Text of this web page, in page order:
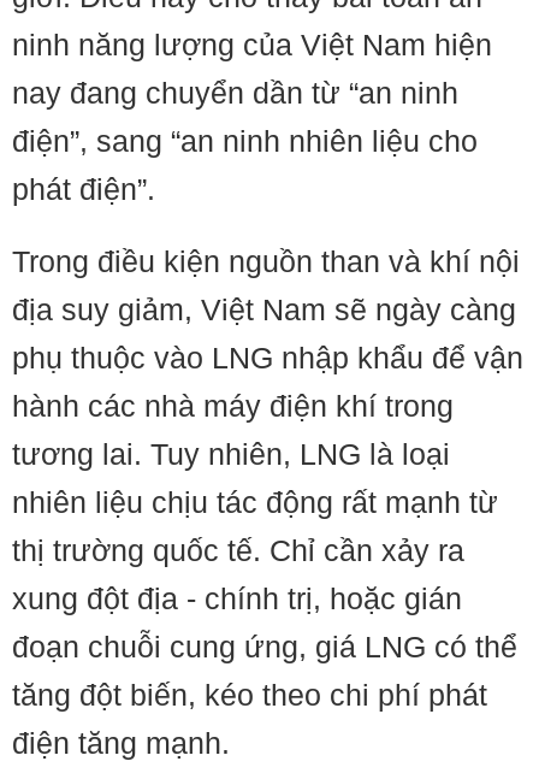
ninh năng lượng của Việt Nam hiện
nay đang chuyển dần từ “an ninh
điện”, sang “an ninh nhiên liệu cho
phát điện”.
Trong điều kiện nguồn than và khí nội
địa suy giảm, Việt Nam sẽ ngày càng
phụ thuộc vào LNG nhập khẩu để vận
hành các nhà máy điện khí trong
tương lai. Tuy nhiên, LNG là loại
nhiên liệu chịu tác động rất mạnh từ
thị trường quốc tế. Chỉ cần xảy ra
xung đột địa - chính trị, hoặc gián
đoạn chuỗi cung ứng, giá LNG có thể
tăng đột biến, kéo theo chi phí phát
điện tăng mạnh.